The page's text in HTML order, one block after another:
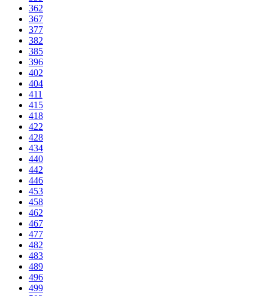
362
367
377
382
385
396
402
404
411
415
418
422
428
434
440
442
446
453
458
462
467
477
482
483
489
496
499